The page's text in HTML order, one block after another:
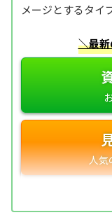
メージとするタイ
＼最